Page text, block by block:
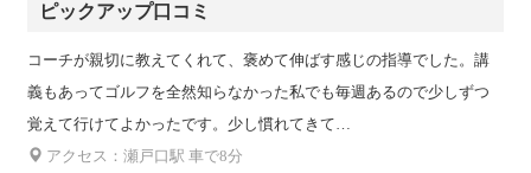
ピックアップ口コミ
コーチが親切に教えてくれて、褒めて伸ばす感じの指導でした。講
義もあってゴルフを全然知らなかった私でも毎週あるので少しずつ
覚えて行けてよかったです。少し慣れてきて…
アクセス：瀬戸口駅 車で8分